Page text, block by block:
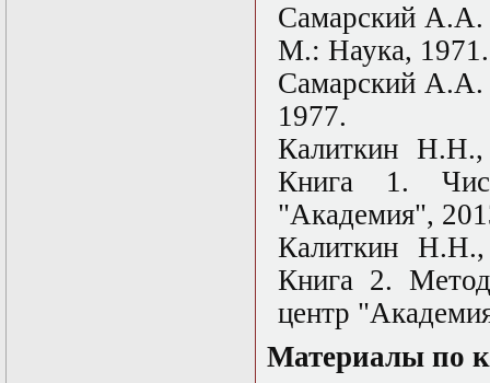
Самарский А.А.
М.: Наука, 1971.
Самарский
1977.
Калиткин
Книга 1.
"Академия",
Калиткин
Книга 2.
центр
Материалы по